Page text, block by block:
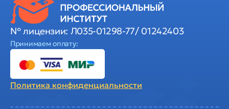
№ лицензии: Л035-01298-77/ 01242403
Принимаем оплату:
Политика конфиденциальности